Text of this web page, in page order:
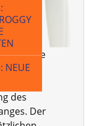
NEUE
ist eine
des
des
Der